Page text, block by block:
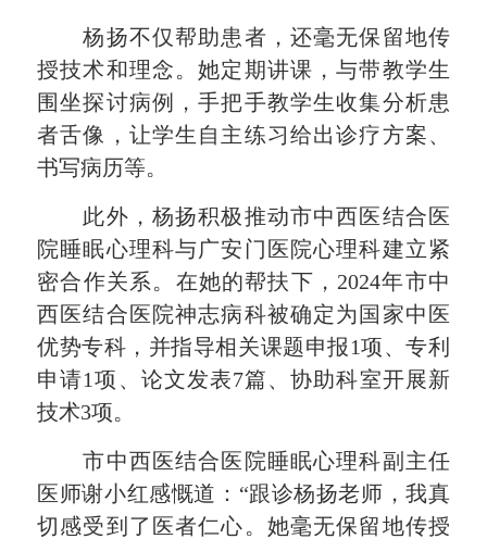
杨扬不仅帮助患者，还毫无保留地传
授技术和理念。她定期讲课，与带教学生
围坐探讨病例，手把手教学生收集分析患
者舌像，让学生自主练习给出诊疗方案、
书写病历等。
此外，杨扬积极推动市中西医结合医
院睡眠心理科与广安门医院心理科建立紧
密合作关系。在她的帮扶下，2024年市中
西医结合医院神志病科被确定为国家中医
优势专科，并指导相关课题申报1项、专利
申请1项、论文发表7篇、协助科室开展新
技术3项。
市中西医结合医院睡眠心理科副主任
医师谢小红感慨道：“跟诊杨扬老师，我真
切感受到了医者仁心。她毫无保留地传授